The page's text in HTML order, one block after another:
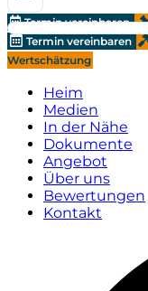
Termin vereinbaren
Termin vereinbaren
Wertschätzung
Heim
Medien
In der Nähe
Dokumente
Angebot
Über uns
Bewertungen
Kontakt